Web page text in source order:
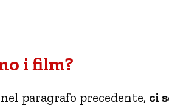
i film?
paragrafo precedente, ci